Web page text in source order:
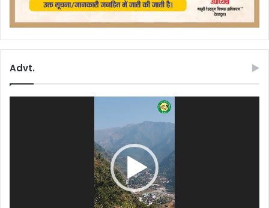
Advt.